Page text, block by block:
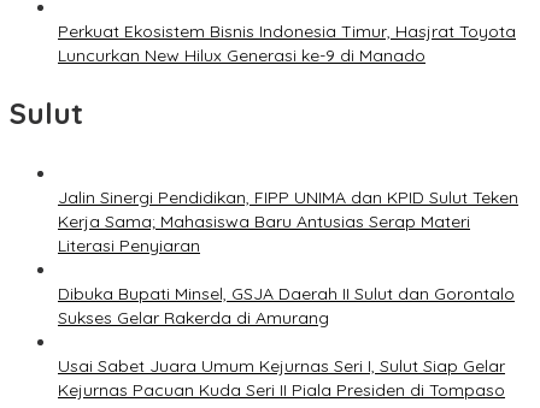
Perkuat Ekosistem Bisnis Indonesia Timur, Hasjrat Toyota
Luncurkan New Hilux Generasi ke-9 di Manado
Sulut
Jalin Sinergi Pendidikan, FIPP UNIMA dan KPID Sulut Teken
Kerja Sama; Mahasiswa Baru Antusias Serap Materi
Literasi Penyiaran
Dibuka Bupati Minsel, GSJA Daerah II Sulut dan Gorontalo
Sukses Gelar Rakerda di Amurang
Usai Sabet Juara Umum Kejurnas Seri I, Sulut Siap Gelar
Kejurnas Pacuan Kuda Seri II Piala Presiden di Tompaso